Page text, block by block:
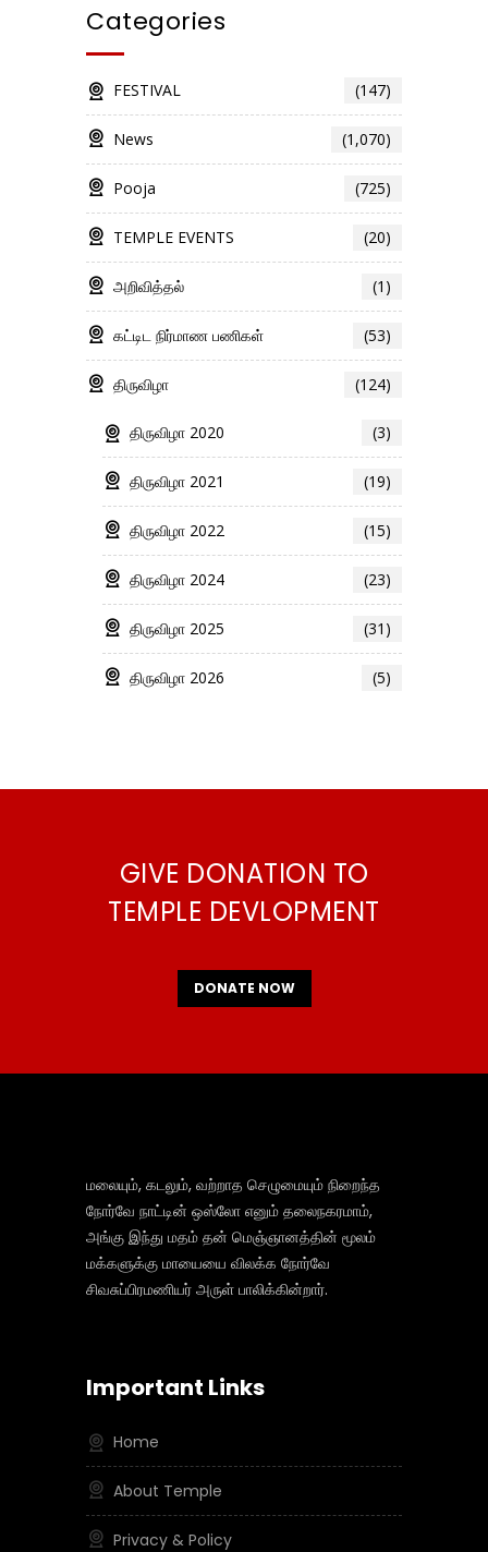
Categories
FESTIVAL (147)
News (1,070)
Pooja (725)
TEMPLE EVENTS (20)
அறிவித்தல் (1)
கட்டிட நிர்மாண பணிகள் (53)
திருவிழா (124)
திருவிழா 2020 (3)
திருவிழா 2021 (19)
திருவிழா 2022 (15)
திருவிழா 2024 (23)
திருவிழா 2025 (31)
திருவிழா 2026 (5)
GIVE DONATION TO
TEMPLE DEVLOPMENT
DONATE NOW
மலையும், கடலும், வற்றாத செழுமையும் நிறைந்த
நோர்வே நாட்டின் ஒஸ்லோ எனும் தலைநகரமாம்,
அங்கு இந்து மதம் தன் மெஞ்ஞானத்தின் மூலம்
மக்களுக்கு மாயையை விலக்க நோர்வே
சிவசுப்பிரமணியர் அருள் பாலிக்கின்றார்.
Important Links
Home
About Temple
Privacy & Policy